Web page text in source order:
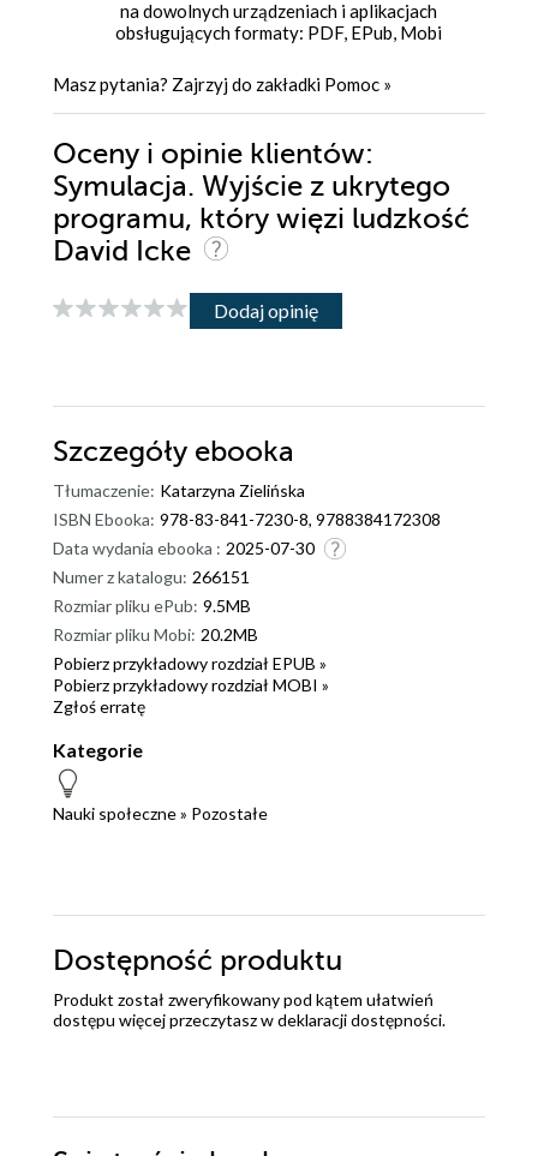
na dowolnych urządzeniach i aplikacjach
obsługujących formaty: PDF, EPub, Mobi
Masz pytania? Zajrzyj do zakładki Pomoc »
Oceny i opinie klientów:
Symulacja. Wyjście z ukrytego
programu, który więzi ludzkość
David Icke
Dodaj opinię
Szczegóły ebooka
Tłumaczenie: Katarzyna Zielińska
ISBN Ebooka: 978-83-841-7230-8, 9788384172308
Data wydania ebooka : 2025-07-30
Numer z katalogu: 266151
Rozmiar pliku ePub: 9.5MB
Rozmiar pliku Mobi: 20.2MB
Pobierz przykładowy rozdział EPUB »
Pobierz przykładowy rozdział MOBI »
Zgłoś erratę
Kategorie
Nauki społeczne» Pozostałe
Dostępność produktu
Produkt został zweryfikowany pod kątem ułatwień
dostępu więcej przeczytasz wdeklaracji dostępności.